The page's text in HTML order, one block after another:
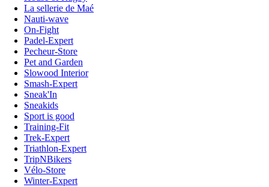
La sellerie de Maé
Nauti-wave
On-Fight
Padel-Expert
Pecheur-Store
Pet and Garden
Slowood Interior
Smash-Expert
Sneak'In
Sneakids
Sport is good
Training-Fit
Trek-Expert
Triathlon-Expert
TripNBikers
Vélo-Store
Winter-Expert